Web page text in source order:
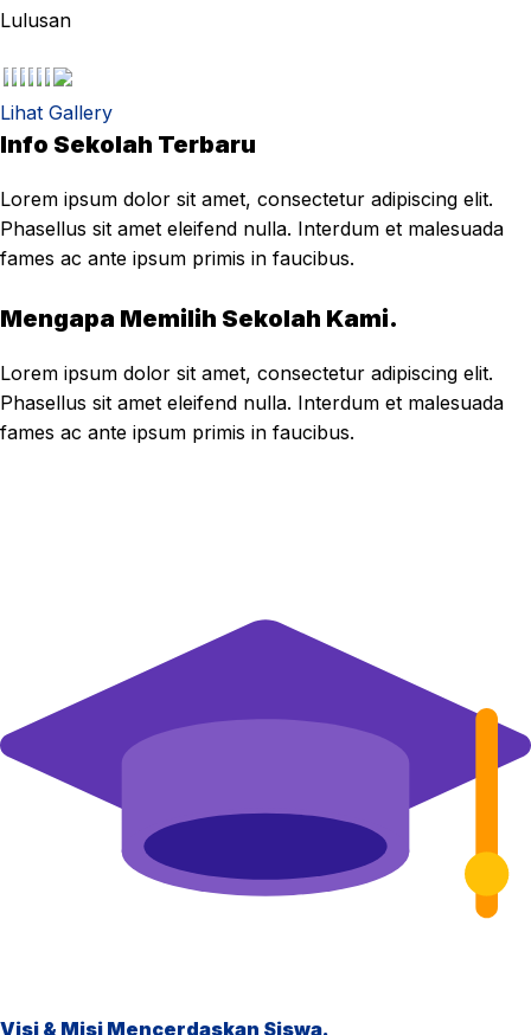
Lulusan
Lihat Gallery
Info Sekolah Terbaru
Lorem ipsum dolor sit amet, consectetur adipiscing elit.
Phasellus sit amet eleifend nulla. Interdum et malesuada
fames ac ante ipsum primis in faucibus.
Mengapa Memilih Sekolah Kami.
Lorem ipsum dolor sit amet, consectetur adipiscing elit.
Phasellus sit amet eleifend nulla. Interdum et malesuada
fames ac ante ipsum primis in faucibus.
Visi & Misi Mencerdaskan Siswa.